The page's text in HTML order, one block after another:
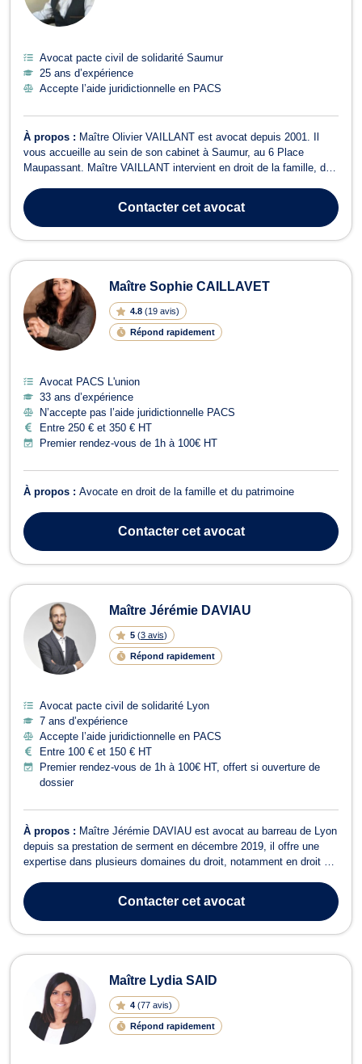
Avocat pacte civil de solidarité Saumur
25 ans d’expérience
Accepte l’aide juridictionnelle en PACS
À propos : Maître Olivier VAILLANT est avocat depuis 2001. Il
vous accueille au sein de son cabinet à Saumur, au 6 Place
Maupassant. Maître VAILLANT intervient en droit de la famille, des
afférents à la séparation, à liquidation d'un régime matrimonial ou
d'une indivision...
Contactercet avocat
Maître Sophie CAILLAVET
4.8 (19 avis)
Répond rapidement
Avocat PACS L'union
33 ans d’expérience
N’accepte pas l’aide juridictionnelle PACS
Entre 250 € et 350 € HT
Premier rendez-vous de 1h à 100€ HT
À propos : Avocate en droit de la famille et du patrimoine
Contactercet avocat
Maître Jérémie DAVIAU
5 (3 avis)
Répond rapidement
Avocat pacte civil de solidarité Lyon
7 ans d’expérience
Accepte l’aide juridictionnelle en PACS
Entre 100 € et 150 € HT
Premier rendez-vous de 1h à 100€ HT, offert si ouverture de
dossier
À propos : Maître Jérémie DAVIAU est avocat au barreau de Lyon
depuis sa prestation de serment en décembre 2019, il offre une
expertise dans plusieurs domaines du droit, notamment en droit de
Maître DAVIAU intervient devant le Juge aux Affaires Familiales
(JAF)...
Contactercet avocat
Maître Lydia SAID
4 (77 avis)
Répond rapidement